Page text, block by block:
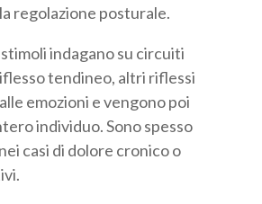
regolazione posturale.
indagano su circuiti
tendineo, altri riflessi
emozioni e vengono poi
individuo. Sono spesso
casi di dolore cronico o